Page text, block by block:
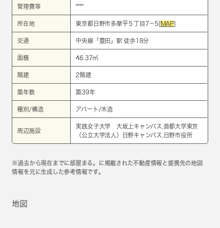
管理費等 ****
所在地 東京都日野市多摩平５丁目7－5[ MAP]
交通 中央線 「 豊田 」駅 徒歩18分
面積 46.37㎡
階建 2階建
築年数 築39年
種別/構造 アパート/木造
周辺施設
実践女子大学 大坂上キャンパス,首都大学東京
（公立大学法人）日野キャンパス,日野市役所
※過去から現在までに部屋まる。に掲載された不動産情報と提携先の地図
情報を元に生成した参考情報です。
地図